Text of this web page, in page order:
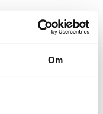
Om